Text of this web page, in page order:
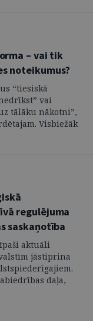
– vai tik
noteikumus?
“tiesiskā
vai
tālāku nākotni”,
Visbiežāk
regulējuma
saskaņotība
aktuāli
jāstiprina
daļa,